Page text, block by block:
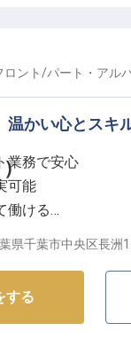
ロント /パート・アル
かい心とスキ
業務で安心
可能
働ける
安定収入
に寄り添い、心
客様が最初に触
県千葉市中央区長洲
する